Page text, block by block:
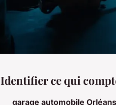
Identifier ce qui
garage automobile Orléans